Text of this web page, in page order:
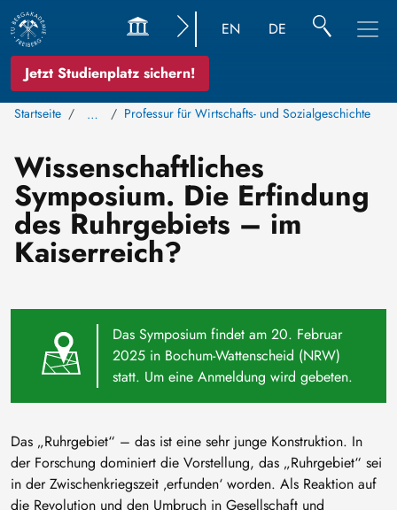
Jetzt Studienplatz sichern!
EN DE
Startseite … Professur für Wirtschafts- und Sozialgeschichte
Wissenschaftliches
Symposium. Die Erfindung
des Ruhrgebiets – im
Kaiserreich?
Das Symposium findet am 20. Februar
2025 in Bochum-Wattenscheid (NRW)
statt. Um eine Anmeldung wird gebeten.
Das „Ruhrgebiet“ – das ist eine sehr junge Konstruktion. In
der Forschung dominiert die Vorstellung, das „Ruhrgebiet“ sei
in der Zwischenkriegszeit ‚erfunden‘ worden. Als Reaktion auf
die Revolution und den Umbruch in Gesellschaft und